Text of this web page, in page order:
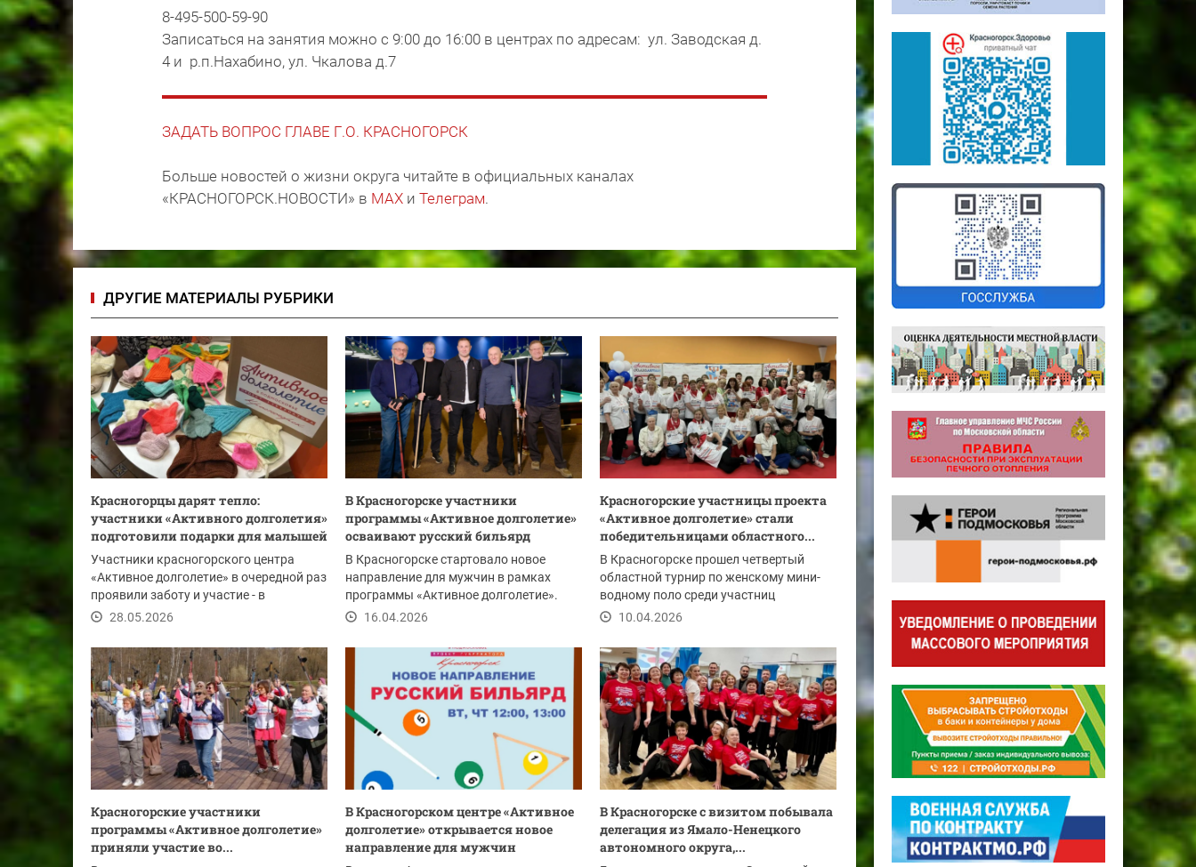
8-495-500-59-90
Записаться на занятия можно с 9:00 до 16:00 в центрах по адресам: ул. Заводская д.
4 и р.п.Нахабино, ул. Чкалова д.7
ЗАДАТЬ ВОПРОС ГЛАВЕ Г.О. КРАСНОГОРСК
Больше новостей о жизни округа читайте в официальных каналах
«КРАСНОГОРСК.НОВОСТИ» в MAX и Телеграм.
ДРУГИЕ МАТЕРИАЛЫ РУБРИКИ
Красногорцы дарят тепло:
участники «Активного долголетия»
подготовили подарки для малышей
Участники красногорского центра
«Активное долголетие» в очередной раз
проявили заботу и участие - в
преддверии Дня...
28.05.2026
В Красногорске участники
программы «Активное долголетие»
осваивают русский бильярд
В Красногорске стартовало новое
направление для мужчин в рамках
программы «Активное долголетие».
Теперь участники...
16.04.2026
Красногорские участницы проекта
«Активное долголетие» стали
победительницами областного...
В Красногорске прошел четвертый
областной турнир по женскому мини-
водному поло среди участниц
губернаторского проекта...
10.04.2026
Красногорские участники
программы «Активное долголетие»
приняли участие во...
В Красногорском центре «Активное
долголетие» открывается новое
направление для мужчин
В Красногорске с визитом побывала
делегация из Ямало-Ненецкого
автономного округа,...